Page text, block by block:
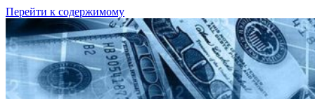
Перейти к содержимому